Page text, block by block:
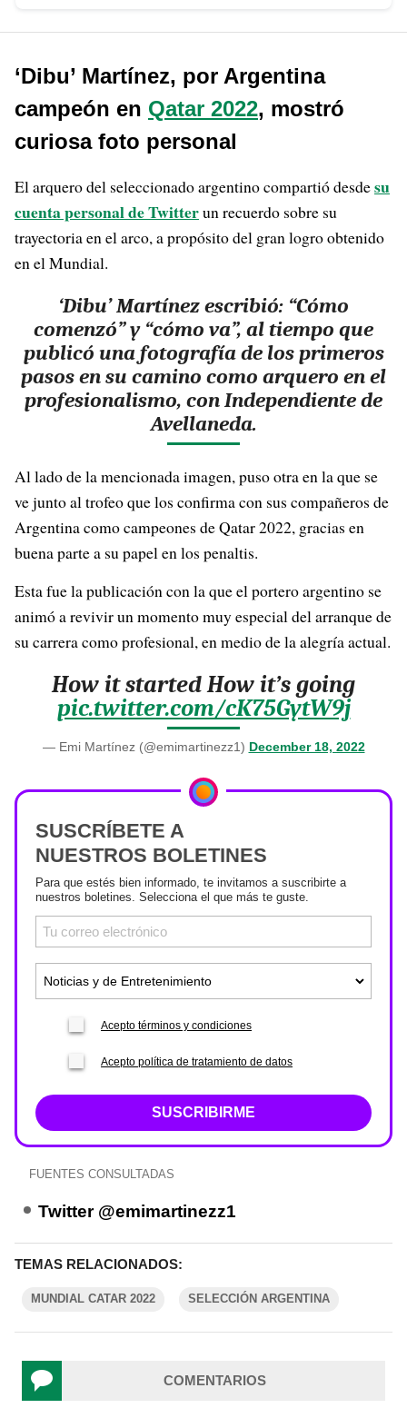
‘Dibu’ Martínez, por Argentina
campeón en Qatar 2022, mostró
curiosa foto personal
El arquero del seleccionado argentino compartió desdesu
cuenta personal de Twitterun recuerdo sobre su
trayectoria en el arco, a propósito del gran logro obtenido
en el Mundial.
‘Dibu’ Martínez escribió: “Cómo
comenzó” y “cómo va”, al tiempo que
publicó una fotografía de los primeros
pasos en su camino como arquero en el
profesionalismo, con Independiente de
Avellaneda.
Al lado de la mencionada imagen, puso otra en la que se
ve junto al trofeo que los confirma con sus compañeros de
Argentina como campeones de Qatar 2022, gracias en
buena parte a su papel en los penaltis.
Esta fue la publicación con la que el portero argentino se
animó a revivir un momento muy especial del arranque de
su carrera como profesional, en medio de la alegría actual.
How it started How it’s going
pic.twitter.com/cK75GytW9j
— Emi Martínez (@emimartinezz1) December 18, 2022
SUSCRÍBETE A
NUESTROS BOLETINES
Para que estés bien informado, te invitamos a suscribirte a
nuestros boletines. Selecciona el que más te guste.
Acepto términos y condiciones
Acepto política de tratamiento de datos
SUSCRIBIRME
FUENTES CONSULTADAS
Twitter @emimartinezz1
TEMAS RELACIONADOS:
MUNDIAL CATAR 2022 SELECCIÓN ARGENTINA
COMENTARIOS